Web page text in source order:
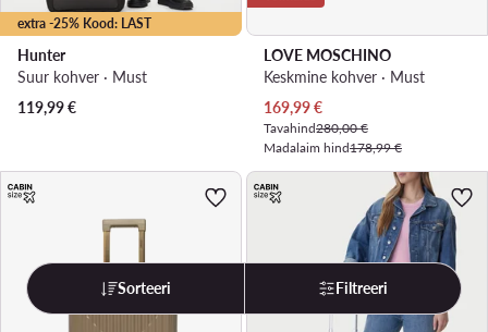
extra -25% Kood: LAST
Hunter
Suur kohver · Must
119,99€
LOVE MOSCHINO
Keskmine kohver · Must
Praegune hind
169,99€
Tavahind280,00 €
Madalaim hind178,99 €
Sorteeri Filtreeri